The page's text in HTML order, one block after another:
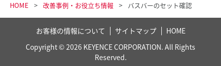
HOME 改善事例・お役立ち情報 バスバーのセット確認
お客様の情報について サイトマップ
HOME
Copyright © 2026 KEYENCE CORPORATION. All Rights
Reserved.